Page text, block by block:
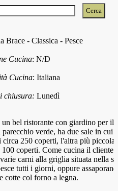
Brace -Classica -Pesce
Cucina: N/D
Cucina:Italiana
chiusura:Lunedì
bel ristorante con giardino per il
verde, ha due sale in cui
circa 250 coperti, l'altra più piccola
coperti. Come cucina il cliente
carni alla griglia situata nella
tutti i giorni, oppure
cotte col forno a legna.